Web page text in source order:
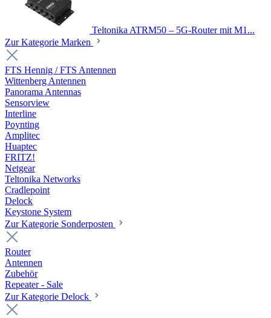
Teltonika ATRM50 – 5G-Router mit M1...
Zur Kategorie Marken
FTS Hennig / FTS Antennen
Wittenberg Antennen
Panorama Antennas
Sensorview
Interline
Poynting
Amplitec
Huaptec
FRITZ!
Netgear
Teltonika Networks
Cradlepoint
Delock
Keystone System
Zur Kategorie Sonderposten
Router
Antennen
Zubehör
Repeater - Sale
Zur Kategorie Delock